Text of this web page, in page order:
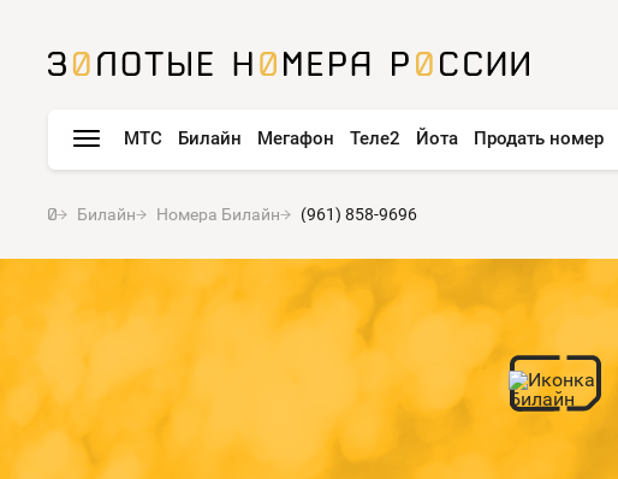
МТС Билайн Мегафон Теле2 Йота Продать номер
Билайн Номера Билайн (961) 858-9696